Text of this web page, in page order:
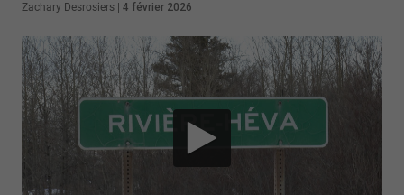
Zachary Desrosiers 4 février 2026